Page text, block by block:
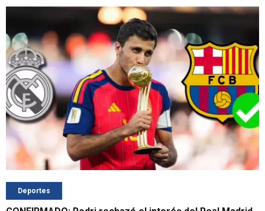
Deportes